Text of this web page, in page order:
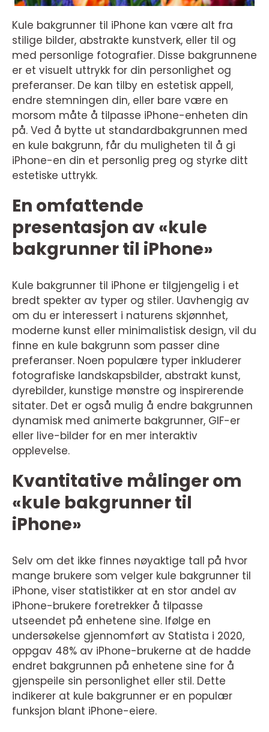
Kule bakgrunner til iPhone kan være alt fra
stilige bilder, abstrakte kunstverk, eller til og
med personlige fotografier. Disse bakgrunnene
er et visuelt uttrykk for din personlighet og
preferanser. De kan tilby en estetisk appell,
endre stemningen din, eller bare være en
morsom måte å tilpasse iPhone-enheten din
på. Ved å bytte ut standardbakgrunnen med
en kule bakgrunn, får du muligheten til å gi
iPhone-en din et personlig preg og styrke ditt
estetiske uttrykk.
En omfattende
presentasjon av «kule
bakgrunner til iPhone»
Kule bakgrunner til iPhone er tilgjengelig i et
bredt spekter av typer og stiler. Uavhengig av
om du er interessert i naturens skjønnhet,
moderne kunst eller minimalistisk design, vil du
finne en kule bakgrunn som passer dine
preferanser. Noen populære typer inkluderer
fotografiske landskapsbilder, abstrakt kunst,
dyrebilder, kunstige mønstre og inspirerende
sitater. Det er også mulig å endre bakgrunnen
dynamisk med animerte bakgrunner, GIF-er
eller live-bilder for en mer interaktiv
opplevelse.
Kvantitative målinger om
«kule bakgrunner til
iPhone»
Selv om det ikke finnes nøyaktige tall på hvor
mange brukere som velger kule bakgrunner til
iPhone, viser statistikker at en stor andel av
iPhone-brukere foretrekker å tilpasse
utseendet på enhetene sine. Ifølge en
undersøkelse gjennomført av Statista i 2020,
oppgav 48% av iPhone-brukerne at de hadde
endret bakgrunnen på enhetene sine for å
gjenspeile sin personlighet eller stil. Dette
indikerer at kule bakgrunner er en populær
funksjon blant iPhone-eiere.